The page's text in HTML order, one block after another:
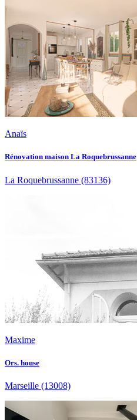
Anaïs
Rénovation maison La Roquebrussanne
La Roquebrussanne (83136)
Maxime
Ors. house
Marseille (13008)